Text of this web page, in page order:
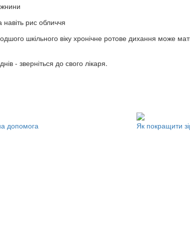
рис обличчя
шкільного віку хронічне ротове дихання може
- зверніться до свого лікаря.
допомога Як покращити